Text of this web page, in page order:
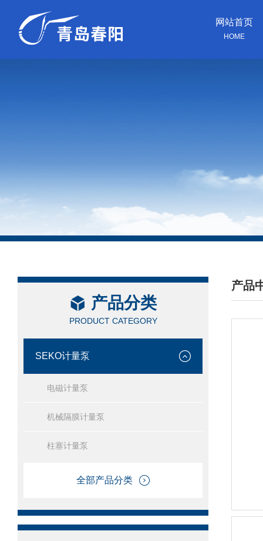
网站首页
HOME
产品分类
PRODUCT CATEGORY
SEKO计量泵
电磁计量泵
机械隔膜计量泵
柱塞计量泵
全部产品分类
产品
/